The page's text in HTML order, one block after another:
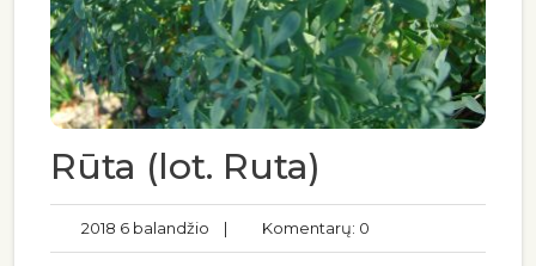
Rūta (lot. Ruta)
2018 6 balandžio | Komentarų: 0